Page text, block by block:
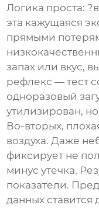
Логика проста:
эта кажущаяся
прямыми
запах или вкус,
рефлекс — тест
одноразовый
утилизирован, но
Во-вторых,
воздуха. Даже
фиксирует не
минус утечка.
показатели.
данных ставится